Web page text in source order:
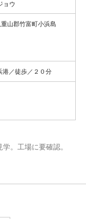
ョウ
山郡竹富町小浜島
港／徒歩／２０分
。工場に要確認。